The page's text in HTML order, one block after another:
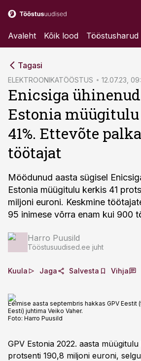
Avaleht Kõik lood Tööstusharud
Tagasi
ELEKTROONIKATÖÖSTUS 12.07.23,
Enicsiga ühinenud
Estonia
41%. Ettevõte
töötajat
Möödunud aasta sügisel
Estonia müügitulu kerkis 41
miljoni euroni. Keskmine
95 inimese võrra enam kui 900
Harro Puusild
Tööstusuudised.ee juht
Kuula Jaga Salvesta Vihja
Eelmise aasta septembris hakkas GPV Eestit
Eesti) juhtima Veiko Vaher.
Foto: Harro Puusild
GPV Estonia 2022. aasta müügitulu
protsenti 190,8 miljoni euroni,